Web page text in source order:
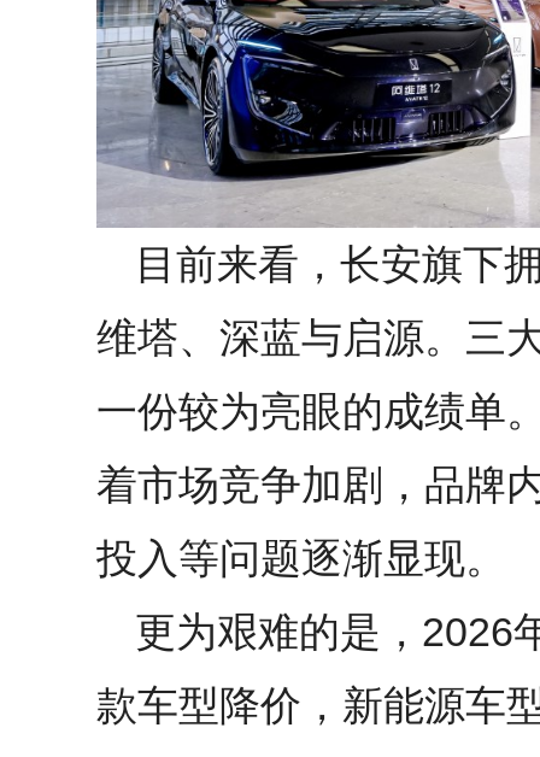
目前来看，长安旗下
维塔、深蓝与启源。三
一份较为亮眼的成绩单
着市场竞争加剧，品牌
投入等问题逐渐显现。
更为艰难的是，2026
款车型降价，新能源车